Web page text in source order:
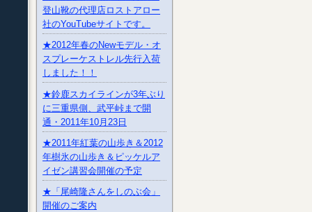
登山靴の代理店ロストアロー
社のYouTubeサイトです。
★2012年春のNewモデル・オ
スプレーケストレル先行入荷
しました！！
★鈴鹿スカイラインが3年ぶり
に三重県側、武平峠まで開
通・2011年10月23日
★2011年紅葉の山歩き＆2012
年樹氷の山歩き＆ピッケルア
イゼン講習会開催の予定
★「尾崎隆さんをしのぶ会」
開催のご案内